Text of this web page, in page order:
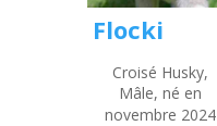
Flocki
Croisé Husky,
Mâle, né en
novembre 2024